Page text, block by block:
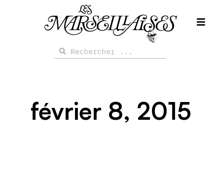
Rechercher
Rechercher
février 8, 2015